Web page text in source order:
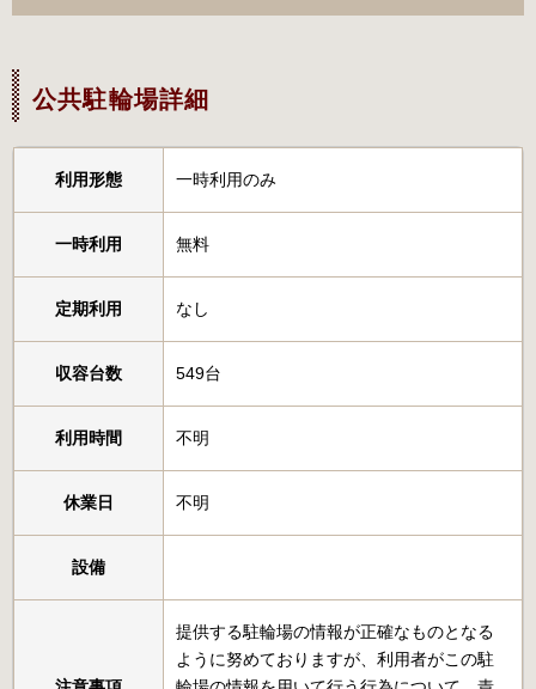
公共駐輪場詳細
利用形態 一時利用のみ
一時利用 無料
定期利用 なし
収容台数 549台
利用時間 不明
休業日 不明
設備
提供する駐輪場の情報が正確なものとなる
ように努めておりますが、利用者がこの駐